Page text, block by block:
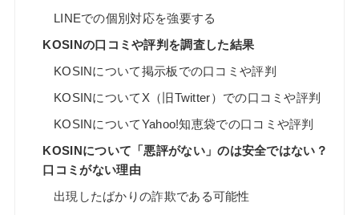
LINEでの個別対応を強要する
KOSINの口コミや評判を調査した結果
KOSINについて掲示板での口コミや評判
KOSINについてX（旧Twitter）での口コミや評判
KOSINについてYahoo!知恵袋での口コミや評判
KOSINについて「悪評がない」のは安全ではない？
口コミがない理由
出現したばかりの詐欺である可能性